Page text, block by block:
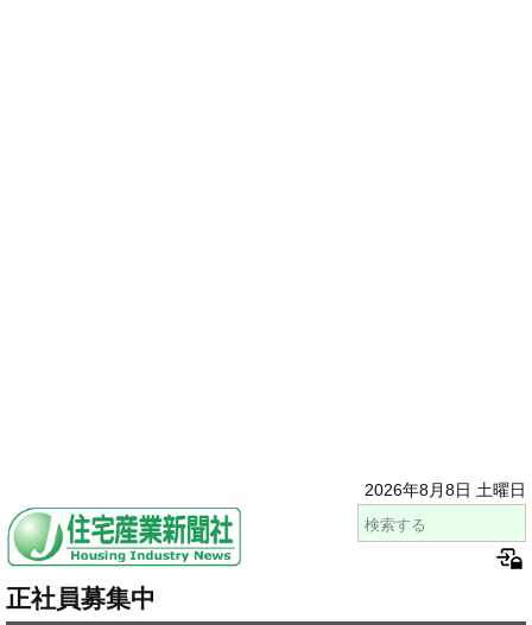
2026年8月8日 土曜日
正社員募集中